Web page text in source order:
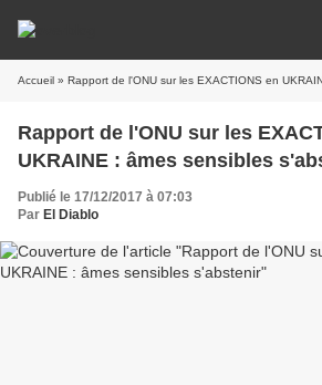
Accueil » Rapport de l'ONU sur les EXACTIONS en
Rapport de l'ONU sur les
UKRAINE : âmes sensibles
Publié le 17/12/2017 à 07:03
Par El Diablo